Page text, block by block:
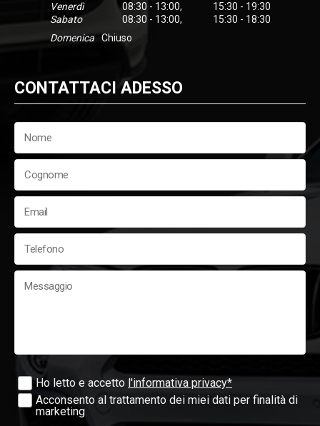
Venerdì
08:30 - 13:00,
15:30 - 19:30
Sabato
08:30 - 13:00,
15:30 - 18:30
Domenica
Chiuso
CONTATTACI ADESSO
Ho letto e accetto l'informativa privacy*
Acconsento al trattamento dei miei dati per finalità di
marketing